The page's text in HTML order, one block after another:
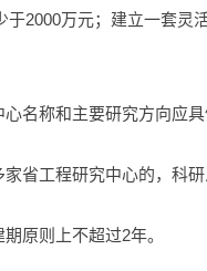
于2000万元；建立一套灵
名称和主要研究方向应具
省工程研究中心的，科
原则上不超过2年。